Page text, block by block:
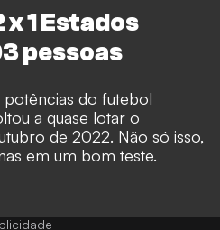
1 Estados
pessoas
potências do futebol
a quase lotar o
de 2022. Não só isso,
em um bom teste.